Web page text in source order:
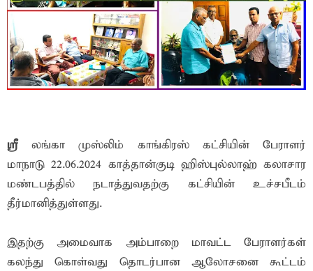
ஸ்ரீலங்கா முஸ்லிம் காங்கிரஸ் கட்சியின் பேராளர்
மாநாடு 22.06.2024 காத்தான்குடி ஹிஸ்புல்லாஹ் கலாசார
மண்டபத்தில் நடாத்துவதற்கு கட்சியின் உச்சபீடம்
தீர்மானித்துள்ளது.
இதற்கு அமைவாக அம்பாறை மாவட்ட பேராளர்கள்
கலந்து கொள்வது தொடர்பான ஆலோசனை கூட்டம்